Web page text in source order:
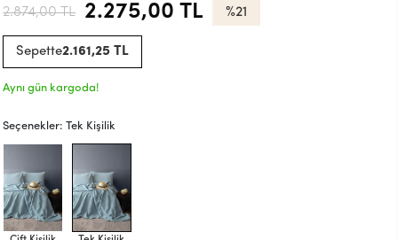
2.874,00 TL 2.275,00 TL %21
Sepette2.161,25 TL
Aynı gün kargoda!
Seçenekler: Tek Kişilik